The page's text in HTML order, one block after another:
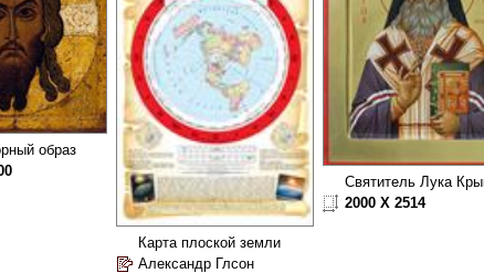
образ
Карта плоской земли
Александр Глсон
Святитель Лука
2000 X 2514